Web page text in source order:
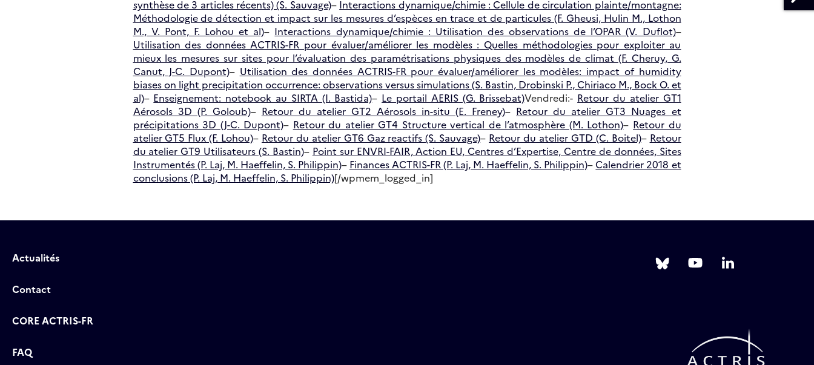
synthèse de 3 articles récents) (S. Sauvage)– Interactions dynamique/chimie : Cellule de circulation plainte/montagne:
Méthodologie de détection et impact sur les mesures d’espèces en trace et de particules (F. Gheusi, Hulin M., Lothon
M., V. Pont, F. Lohou et al)– Interactions dynamique/chimie : Utilisation des observations de l’OPAR (V. Duflot)–
Utilisation des données ACTRIS-FR pour évaluer/améliorer les modèles : Quelles méthodologies pour exploiter au
mieux les mesures sur sites pour l’évaluation des paramétrisations physiques des modèles de climat (F. Cheruy, G.
Canut, J-C. Dupont)– Utilisation des données ACTRIS-FR pour évaluer/améliorer les modèles: impact of humidity
biases on light precipitation occurrence: observations versus simulations (S. Bastin, Drobinski P., Chiriaco M., Bock O. et
al)– Enseignement: notebook au SIRTA (I. Bastida)– Le portail AERIS (G. Brissebat)Vendredi:- Retour du atelier GT1
Aérosols 3D (P. Goloub)– Retour du atelier GT2 Aérosols in-situ (E. Freney)– Retour du atelier GT3 Nuages et
précipitations 3D (J-C. Dupont)– Retour du atelier GT4 Structure vertical de l’atmosphère (M. Lothon)– Retour du
atelier GT5 Flux (F. Lohou)– Retour du atelier GT6 Gaz reactifs (S. Sauvage)– Retour du atelier GTD (C. Boitel)– Retour
du atelier GT9 Utilisateurs (S. Bastin)– Point sur ENVRI-FAIR, Action EU, Centres d’Expertise, Centre de données, Sites
Instrumentés (P. Laj, M. Haeffelin, S. Philippin)– Finances ACTRIS-FR (P. Laj, M. Haeffelin, S. Philippin)–Calendrier 2018 et
conclusions (P. Laj, M. Haeffelin, S. Philippin)[/wpmem_logged_in]
Actualités
Contact
CORE ACTRIS-FR
FAQ
Follow